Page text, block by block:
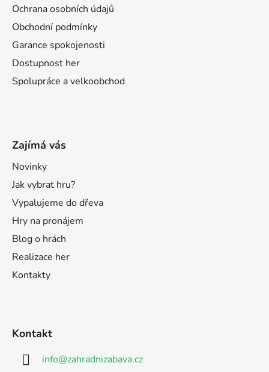
Ochrana osobních údajů
Obchodní podmínky
Garance spokojenosti
Dostupnost her
Spolupráce a velkoobchod
Zajímá vás
Novinky
Jak vybrat hru?
Vypalujeme do dřeva
Hry na pronájem
Blog o hrách
Realizace her
Kontakty
Kontakt
info@zahradnizabava.cz